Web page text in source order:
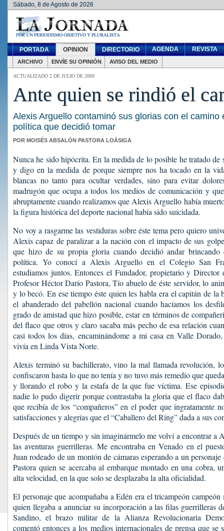
Sábado, 8 de Agosto de 2026
PORTADA OPINION DIRECTORIO AGENDA REVISTA
ARCHIVO ENVÍE SU OPINIÓN AVISO DEL MEDIO
ACTUALIZADO 2 DE JULIO DE 2009
Ante quien se rindió el
Alexis Arguello contaminó sus glorias con el camino
política que decidió tomar
POR MOISÉS ABSALÓN PASTORA LOÁSIGA
Nunca he sido hipócrita. En la medida de lo posible he tratado de
y digo en la medida de porque siempre nos ha tocado en la
blancas no tanto para ocultar verdades, sino para evitar
madrugón que ocupa a todos los medios de comunicación y
abruptamente cuando realizamos que Alexis Arguello había
la figura histórica del deporte nacional había sido suicidada.
No voy a rasgarme las vestiduras sobre éste tema pero quiero
Alexis capaz de paralizar a la nación con el impacto de sus
que hizo de su propia gloria cuando decidió andar brincando
política. Yo conocí a Alexis Arguello en el Colegio San
estudiamos juntos. Entonces el Fundador, propietario y Director
Profesor Héctor Darío Pastora, Tío abuelo de éste servidor, lo
y lo becó. En ese tiempo éste quien les habla era el capitán de la
el abanderado del pabellón nacional cuando hacíamos los
grado de amistad que hizo posible, estar en términos de
del flaco que otros y claro sacaba más pecho de esa relación
casi todos los días, encaminándome a mi casa en Valle
vivía en Linda Vista Norte.
Alexis terminó su bachillerato, vino la mal llamada revolución,
confiscaron hasta lo que no tenía y no tuvo más remedio que
y llorando el robo y la estafa de la que fue víctima. Ese
nadie lo pudo digerir porque contrastaba la gloria que el flaco
que recibía de los “compañeros” en el poder que ingratamente
satisfacciones y alegrías que el “Caballero del Ring” dada a sus
Después de un tiempo y sin imaginármelo me volví a encontrar a
las aventuras guerrilleras. Me encontraba en Venado en el
Juan rodeado de un montón de cámaras esperando a un
Pastora quien se acercaba al embarque montado en una cobra,
alta velocidad, en la que solo se desplazaba la alta oficialidad.
El personaje que acompañaba a Edén era el tricampeón
quien llegaba a anunciar su incorporación a las filas guerrilleras
Sandino, el brazo militar de la Alianza Revolucionaria
comentó entonces a los medios internacionales de prensa que se